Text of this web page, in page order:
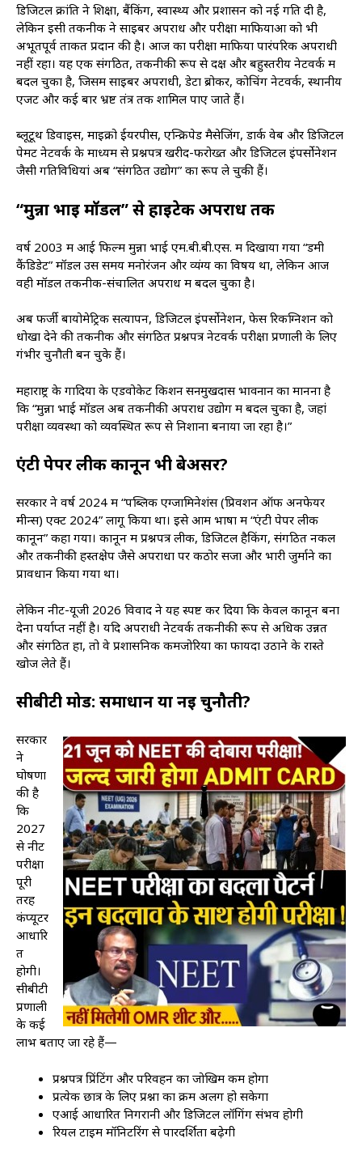
डिजिटल क्रांति ने शिक्षा, बैंकिंग, स्वास्थ्य और प्रशासन को नई गति दी है,
लेकिन इसी तकनीक ने साइबर अपराध और परीक्षा माफियाओं को भी
अभूतपूर्व ताकत प्रदान की है। आज का परीक्षा माफिया पारंपरिक अपराधी
नहीं रहा। यह एक संगठित, तकनीकी रूप से दक्ष और बहुस्तरीय नेटवर्क में
बदल चुका है, जिसमें साइबर अपराधी, डेटा ब्रोकर, कोचिंग नेटवर्क, स्थानीय
एजेंट और कई बार भ्रष्ट तंत्र तक शामिल पाए जाते हैं।
ब्लूटूथ डिवाइस, माइक्रो ईयरपीस, एन्क्रिपेड मैसेजिंग, डार्क वेब और डिजिटल
पेमेंट नेटवर्क के माध्यम से प्रश्नपत्र खरीद-फरोख्त और डिजिटल इंपर्सोनेशन
जैसी गतिविधियां अब “संगठित उद्योग” का रूप ले चुकी हैं।
“मुन्ना भाई मॉडल” से हाईटेक अपराध तक
वर्ष 2003 में आई फिल्म मुन्ना भाई एम.बी.बी.एस. में दिखाया गया “डमी
कैंडिडेट” मॉडल उस समय मनोरंजन और व्यंग्य का विषय था, लेकिन आज
वही मॉडल तकनीक-संचालित अपराध में बदल चुका है।
अब फर्जी बायोमेट्रिक सत्यापन, डिजिटल इंपर्सोनेशन, फेस रिकग्निशन को
धोखा देने की तकनीक और संगठित प्रश्नपत्र नेटवर्क परीक्षा प्रणाली के लिए
गंभीर चुनौती बन चुके हैं।
महाराष्ट्र के गोंदिया के एडवोकेट किशन सनमुखदास भावनानींका मानना है
कि “मुन्ना भाई मॉडल अब तकनीकी अपराध उद्योग में बदल चुका है, जहां
परीक्षा व्यवस्था को व्यवस्थित रूप से निशाना बनाया जा रहा है।”
एंटी पेपर लीक कानून भी बेअसर?
सरकार ने वर्ष 2024 में “पब्लिक एग्जामिनेशंस (प्रिवेंशन ऑफ अनफेयर
मीन्स) एक्ट 2024” लागू किया था। इसे आम भाषा में “एंटी पेपर लीक
कानून” कहा गया। कानून में प्रश्नपत्र लीक, डिजिटल हैकिंग, संगठित नकल
और तकनीकी हस्तक्षेप जैसे अपराधों पर कठोर सजा और भारी जुर्माने का
प्रावधान किया गया था।
लेकिन नीट-यूजी 2026 विवाद ने यह स्पष्ट कर दिया कि केवल कानून बना
देना पर्याप्त नहीं है। यदि अपराधी नेटवर्क तकनीकी रूप से अधिक उन्नत
और संगठित हों, तो वे प्रशासनिक कमजोरियों का फायदा उठाने के रास्ते
खोज लेते हैं।
सीबीटी मोड: समाधान या नई चुनौती?
सरकार
ने
घोषणा
की है
कि
2027
से नीट
परीक्षा
पूरी
तरह
कंप्यूटर
आधारि
त
होगी।
सीबीटी
प्रणाली
के कई
लाभ बताए जा रहे हैं—
प्रश्नपत्र प्रिंटिंग और परिवहन का जोखिम कम होगा
प्रत्येक छात्र के लिए प्रश्नों का क्रम अलग हो सकेगा
एआई आधारित निगरानी और डिजिटल लॉगिंग संभव होगी
रियल टाइम मॉनिटरिंग से पारदर्शिता बढ़ेगी